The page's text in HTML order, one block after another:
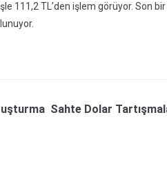
111,2 TL’den işlem görüyor. Son
Sahte Dolar